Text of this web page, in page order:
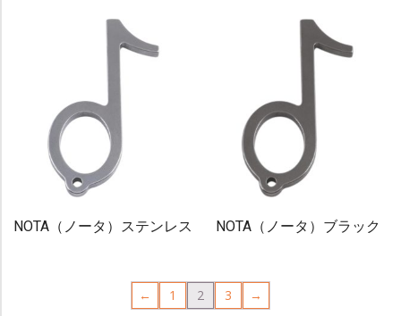
NOTA（ノータ）ステンレス NOTA（ノータ）ブラック
← 1 2 3 →